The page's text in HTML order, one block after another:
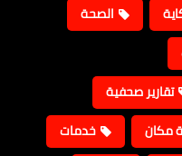
الصحة
تقارير صحفية
مكان
خدمات